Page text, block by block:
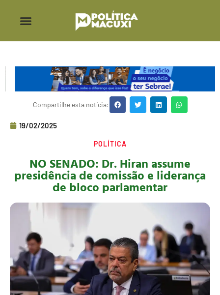
Compartilhe esta notícia:
19/02/2025
POLÍTICA
NO SENADO: Dr. Hiran assume
presidência de comissão e liderança
de bloco parlamentar